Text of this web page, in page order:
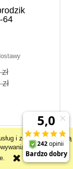
i zgodnie z Polityką
lub dostępu do
64